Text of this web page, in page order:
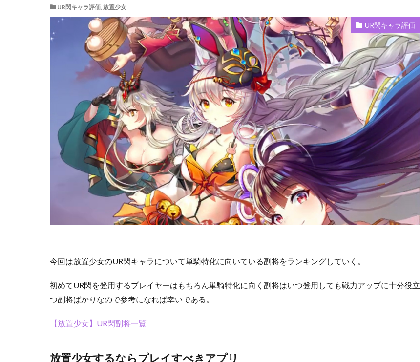
UR閃キャラ評価, 放置少女
UR閃キャラ評価
今回は放置少女のUR閃キャラについて単騎特化に向いている副将をランキングしていく。
初めてUR閃を登用するプレイヤーはもちろん単騎特化に向く副将はいつ登用しても戦力アップに十分役立
つ副将ばかりなので参考になれば幸いである。
【放置少女】UR閃副将一覧
放置少女するならプレイすべきアプリ